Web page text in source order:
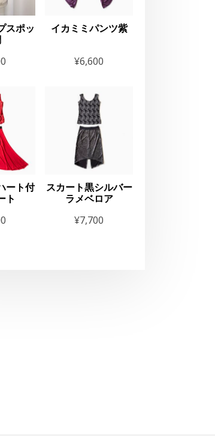
スポッ
イカミミパンツ紫
¥6,600
ート付
ト
スカート黒シルバー
ラメベロア
¥7,700